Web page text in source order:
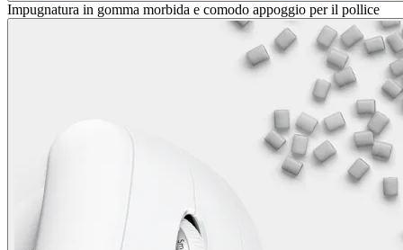
Impugnatura in gomma morbida e comodo appoggio per il pollice